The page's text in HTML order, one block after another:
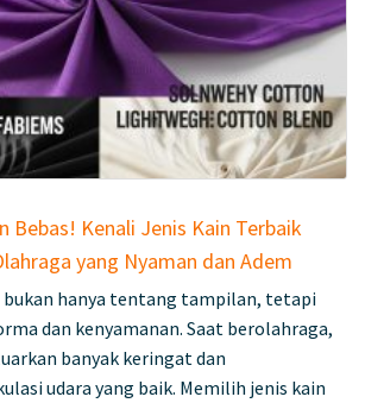
Bebas! Kenali Jenis Kain Terbaik
yang Nyaman dan Adem
bukan hanya tentang tampilan, tetapi
dan kenyamanan. Saat berolahraga,
banyak keringat dan
udara yang baik. Memilih jenis kain